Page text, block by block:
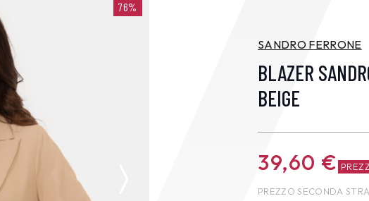
76%
SANDRO FERRONE
BLAZER
BEIGE
39,60 €
PREZZO SECONDA